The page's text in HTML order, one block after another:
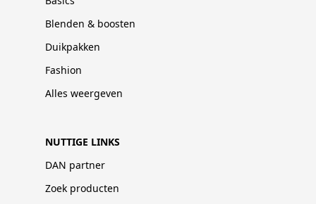
Blenden & boosten
Duikpakken
Fashion
Alles weergeven
NUTTIGE LINKS
DAN partner
Zoek producten